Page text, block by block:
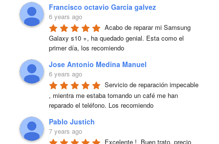
Francisco octavio Garcia galvez
6 years ago
Acabo de reparar mi Samsung
Galaxy s10 +, ha quedado genial. Esta como el
primer día, los recomiendo
Jose Antonio Medina Manuel
6 years ago
Servicio de reparación impecable
, mientra me estaba tomando un café me han
reparado el teléfono. Los recomiendo
Pablo Justich
7 years ago
Excelente !  Buen trato, precio